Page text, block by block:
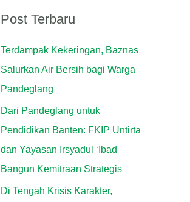
Post Terbaru
Terdampak Kekeringan, Baznas
Salurkan Air Bersih bagi Warga
Pandeglang
Dari Pandeglang untuk
Pendidikan Banten: FKIP Untirta
dan Yayasan Irsyadul ‘Ibad
Bangun Kemitraan Strategis
Di Tengah Krisis Karakter,